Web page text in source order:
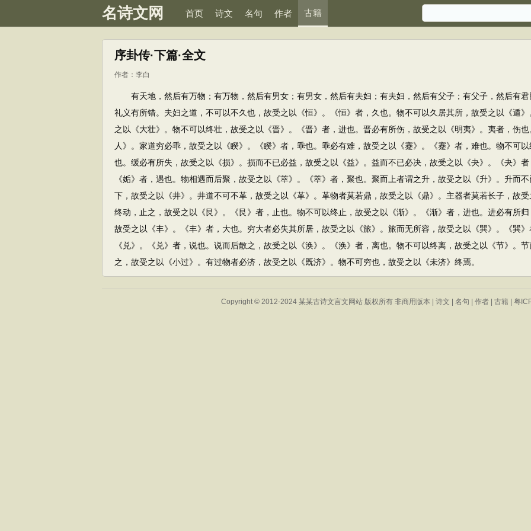
名诗文网 首页 诗文 名句 作者 古籍
序卦传·下篇·全文
作者： 李白
有天地，然后有万物；有万物，然后有男女；有男女，然后有夫妇；有夫妇，然后有父子；有父子，然后有
礼义有所错。夫妇之道，不可以不久也，故受之以《恒》。《恒》者，久也。物不可以久居其所，故受之以《遁
之以《大壮》。物不可以终壮，故受之以《晋》。《晋》者，进也。晋必有所伤，故受之以《明夷》。夷者，伤
人》。家道穷必乖，故受之以《睽》。《睽》者，乖也。乖必有难，故受之以《蹇》。《蹇》者，难也。物不可
也。缓必有所失，故受之以《损》。损而不已必益，故受之以《益》。益而不已必决，故受之以《夬》。《夬》者
《姤》者，遇也。物相遇而后聚，故受之以《萃》。《萃》者，聚也。聚而上者谓之升，故受之以《升》。升而
下，故受之以《井》。井道不可不革，故受之以《革》。革物者莫若鼎，故受之以《鼎》。主器者莫若长子，故
终动，止之，故受之以《艮》。《艮》者，止也。物不可以终止，故受之以《渐》。《渐》者，进也。进必有所
故受之以《丰》。《丰》者，大也。穷大者必失其所居，故受之以《旅》。旅而无所容，故受之以《巽》。《巽
《兑》。《兑》者，说也。说而后散之，故受之以《涣》。《涣》者，离也。物不可以终离，故受之以《节》。
之，故受之以《小过》。有过物者必济，故受之以《既济》。物不可穷也，故受之以《未济》终焉。
Copyright © 2012-2024 某某古诗文言文网站 版权所有 非商用版本 | 诗文 名句 作者 古籍 粤